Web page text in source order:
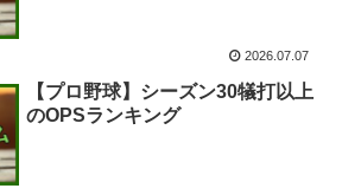
2026.07.07
【プロ野球】シーズン30犠打以上
のOPSランキング